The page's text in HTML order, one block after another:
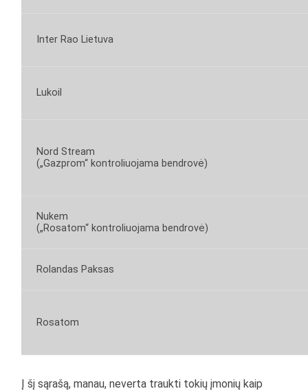
Inter Rao Lietuva
Lukoil
Nord Stream
(„Gazprom“ kontroliuojama bendrovė)
Nukem
(„Rosatom“ kontroliuojama bendrovė)
Rolandas Paksas
Rosatom
Į šį sąrašą, manau, neverta traukti tokių įmonių kaip